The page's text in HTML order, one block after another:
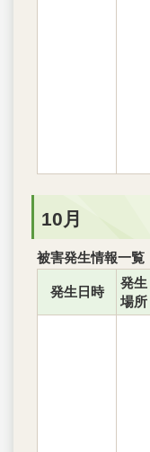
10月
被害発生情報一覧
発生日時
発生
場所